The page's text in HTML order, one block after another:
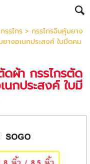
กรรไกร> กรรไกรจีนหุ้มยาง
ยางอเนกประสงค์ ใบมีดคม
ดผ้า กรรไกรตัด
นกประสงค์ ใบมี